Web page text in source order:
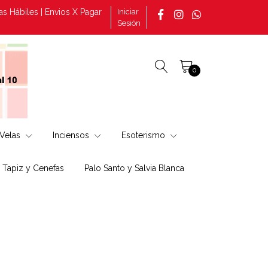
| Envios X Pagar | Consultas por pedidos tomado en la
Iniciar
Sesión
0
Velas Inciensos Esoterismo
Tapiz y Cenefas Palo Santo y Salvia Blanca